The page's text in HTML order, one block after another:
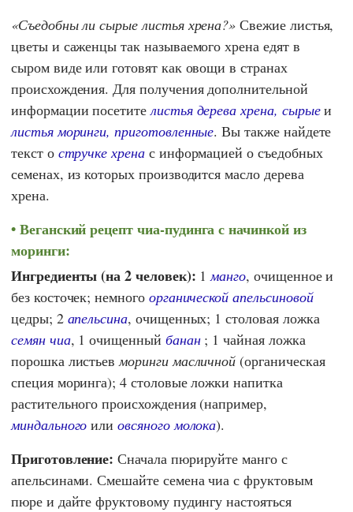
Съедобны ли сырые листья хрена? Свежие листья,
цветы и саженцы так называемого хрена едят в
сыром виде или готовят как овощи в странах
происхождения. Для получения дополнительной
информации посетителистья дерева хрена, сырыеи
листья моринги, приготовленные. Вы также найдете
текст о стручке хренас информацией о съедобных
семенах, из которых производится масло дерева
хрена.
Веганский рецепт чиа-пудинга с начинкой из
моринги:
Ингредиенты (на 2 человек): 1манго, очищенное и
без косточек; немного органической апельсиновой
цедры; 2 апельсина, очищенных; 1 столовая ложка
семян чиа, 1 очищенный банан; 1 чайная ложка
порошка листьевморинги масличной (органическая
специя моринга); 4 столовые ложки напитка
растительного происхождения (например,
миндального илиовсяного молока).
Приготовление: Сначала пюрируйте манго с
апельсинами. Смешайте семена чиа с фруктовым
пюре и дайте фруктовому пудингу настояться